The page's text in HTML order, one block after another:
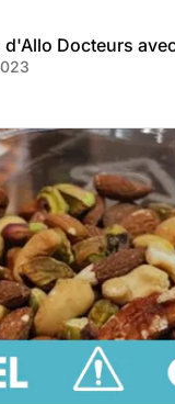
d'Allo Docteurs